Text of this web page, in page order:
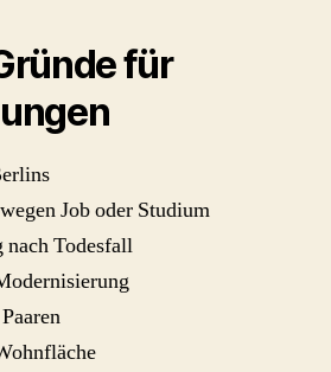
für
Job oder Studium
nach Todesfall